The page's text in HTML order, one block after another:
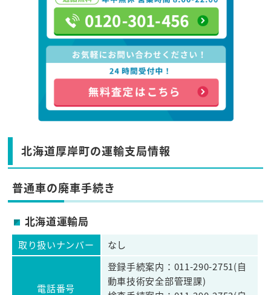
北海道厚岸町の運輸支局情報
普通車の廃車手続き
北海道運輸局
取り扱いナンバー なし
電話番号
登録手続案内：011-290-2751(自
動車技術安全部管理課)